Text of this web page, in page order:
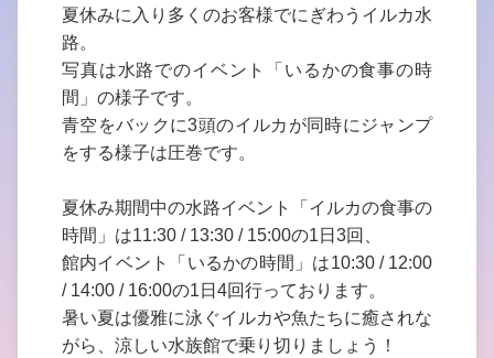
夏休みに入り多くのお客様でにぎわうイルカ水
路。
写真は水路でのイベント「いるかの食事の時
間」の様子です。
青空をバックに3頭のイルカが同時にジャンプ
をする様子は圧巻です。
夏休み期間中の水路イベント「イルカの食事の
時間」は11:30 / 13:30 / 15:00の1日3回、
館内イベント「いるかの時間」は10:30 / 12:00
/ 14:00 / 16:00の1日4回行っております。
暑い夏は優雅に泳ぐイルカや魚たちに癒されな
がら、涼しい水族館で乗り切りましょう！